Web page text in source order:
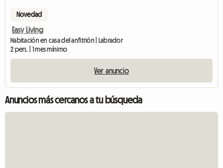
Novedad
Easy Living
Habitación en casa del anfitrión | Labrador
2 pers. | 1 mes mínimo
Ver anuncio
Anuncios más cercanos a tu búsqueda